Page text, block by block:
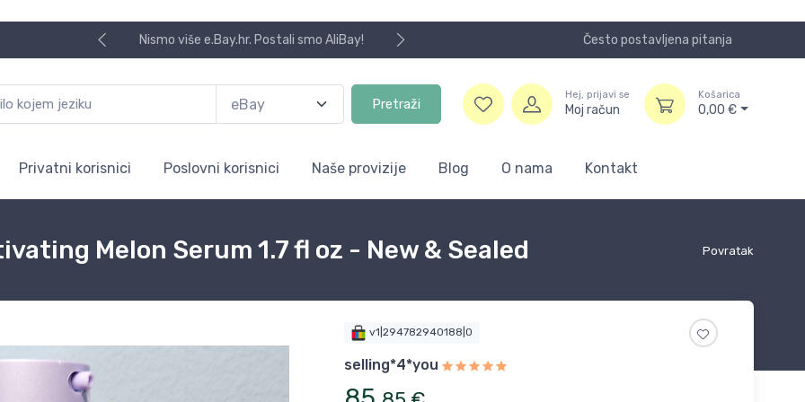
Nismo više e.Bay.hr. Postali smo AliBay! Često postavljena pitanja
Pretraži
Hej, prijavi se
Moj račun
Košarica
0,00 €
Privatni korisnici Poslovni korisnici Naše provizije Blog O nama Kontakt
Povratak
Melon Serum 1.7 fl oz - New & Sealed
v1|294782940188|0
selling*4*you